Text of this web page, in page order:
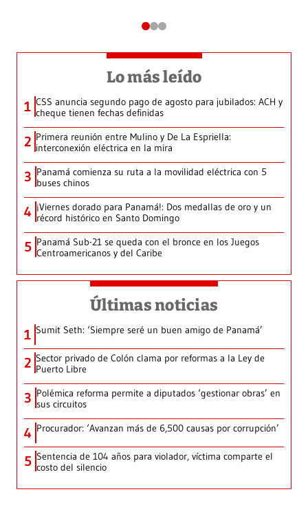
Lo más leído
1 CSS anuncia segundo pago de agosto para jubilados: ACH y
cheque tienen fechas definidas
2 Primera reunión entre Mulino y De La Espriella:
interconexión eléctrica en la mira
3 Panamá comienza su ruta a la movilidad eléctrica con 5
buses chinos
4 ¡Viernes dorado para Panamá!: Dos medallas de oro y un
récord histórico en Santo Domingo
5 Panamá Sub-21 se queda con el bronce en los Juegos
Centroamericanos y del Caribe
Últimas noticias
1 Sumit Seth: ‘Siempre seré un buen amigo de Panamá’
2 Sector privado de Colón clama por reformas a la Ley de
Puerto Libre
3 Polémica reforma permite a diputados ‘gestionar obras’ en
sus circuitos
4 Procurador: ‘Avanzan más de 6,500 causas por corrupción’
5 Sentencia de 104 años para violador, víctima comparte el
costo del silencio